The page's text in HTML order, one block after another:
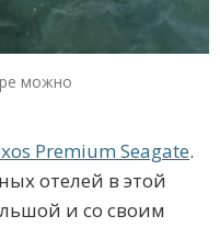
можно
Premium Seagate.
отелей в этой
и со своим